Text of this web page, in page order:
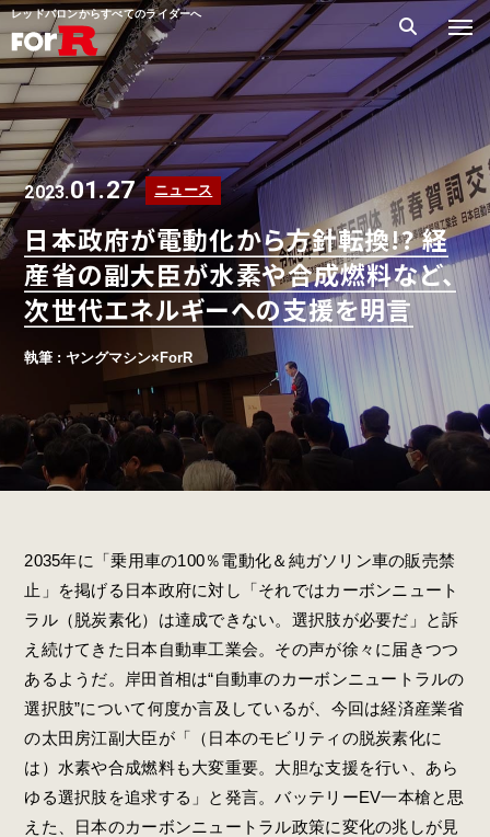
レッドバロンからすべてのライダーへ
2023.01.27 ニュース
日本政府が電動化から方針転換!? 経
産省の副大臣が水素や合成燃料など、
次世代エネルギーへの支援を明言
執筆 : ヤングマシン×ForR
2035年に「乗用車の100％電動化＆純ガソリン車の販売禁
止」を掲げる日本政府に対し「それではカーボンニュート
ラル（脱炭素化）は達成できない。選択肢が必要だ」と訴
え続けてきた日本自動車工業会。その声が徐々に届きつつ
あるようだ。岸田首相は“自動車のカーボンニュートラルの
選択肢”について何度か言及しているが、今回は経済産業省
の太田房江副大臣が「（日本のモビリティの脱炭素化に
は）水素や合成燃料も大変重要。大胆な支援を行い、あら
ゆる選択肢を追求する」と発言。バッテリーEV一本槍と思
えた、日本のカーボンニュートラル政策に変化の兆しが見